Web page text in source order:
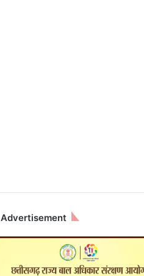
Advertisement